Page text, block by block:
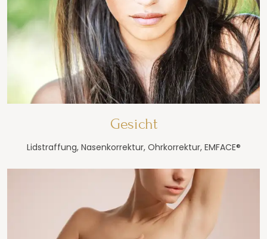
Gesicht
Lidstraffung, Nasenkorrektur, Ohrkorrektur, EMFACE®